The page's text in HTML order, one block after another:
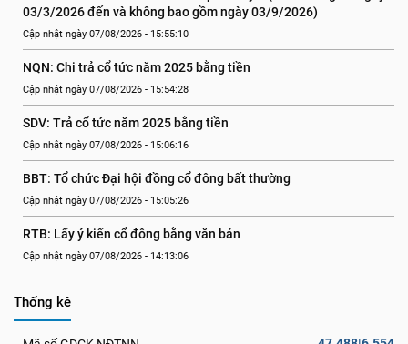
03/3/2026 đến và không bao gồm ngày 03/9/2026)
Cập nhật ngày 07/08/2026 - 15:55:10
NQN: Chi trả cổ tức năm 2025 bằng tiền
Cập nhật ngày 07/08/2026 - 15:54:28
SDV: Trả cổ tức năm 2025 bằng tiền
Cập nhật ngày 07/08/2026 - 15:06:16
BBT: Tổ chức Đại hội đồng cổ đông bất thường
Cập nhật ngày 07/08/2026 - 15:05:26
RTB: Lấy ý kiến cổ đông bằng văn bản
Cập nhật ngày 07/08/2026 - 14:13:06
Thống kê